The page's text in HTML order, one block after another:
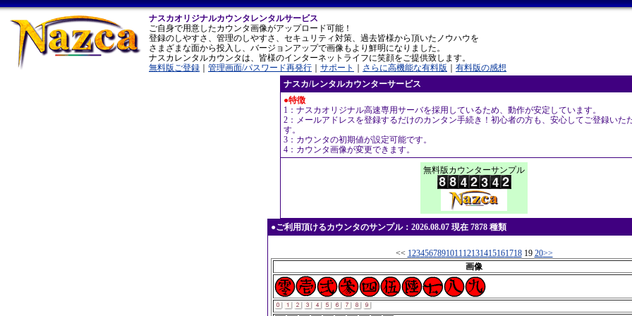
ナスカオリジナルカウンタレンタルサービス
ご自身で用意したカウンタ画像がアップロード可能！
登録のしやすさ、管理のしやすさ、セキュリティ対策、過去皆様から頂いたノウハウを
さまざまな面から投入し、バージョンアップで画像もより鮮明になりました。
ナスカレンタルカウンタは、皆様のインターネットライフに笑顔をご提供致します。
無料版ご登録
管理画面/パスワード再発行 サポート さらに高機能な有料版
有料版の感想
ナスカ/レンタルカウンターサービス
●特徴
1：ナスカオリジナル高速専用サーバを採用しているため、動作が安定しています。
2：メールアドレスを登録するだけのカンタン手続き！初心者の方も、安心してご登録いた
す。
3：カウンタの初期値が設定可能です。
4：カウンタ画像が変更できます。
無料版カウンターサンプル
●ご利用頂けるカウンタのサンプル：2026.08.07 現在 7878 種類
<< 12345678910111213141516171819 20>>
画像